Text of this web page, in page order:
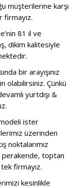
müşterilerine karşı
firmayız.
81 il ve
dikim kalitesiyle
bir arayışınız
olabilirsiniz. Çünkü
yurtdışı &
ister
üzerinden
noktalarımız
perakende, toptan
firmayız.
kesinlikle